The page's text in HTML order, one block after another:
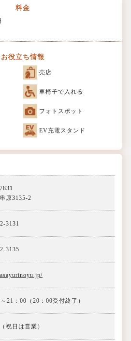
料金
お役立ち情報
売店
車椅子で入れる
フォトスポット
EV充電スタンド
原3135-2
3131
3135
21：00（20：00受付終了）
祝日は営業）